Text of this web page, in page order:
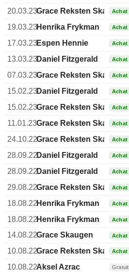
20.03.23Grace Reksten Skaugen
Achat
19.03.23Henrika Frykman Achat
17.03.23Espen Hennie Achat
13.03.23Daniel Fitzgerald Achat
07.03.23Grace Reksten Skaugen
Achat
15.02.23Daniel Fitzgerald Achat
15.02.23Grace Reksten Skaugen
Achat
11.01.23Grace Reksten Skaugen
Achat
24.10.22Grace Reksten Skaugen
Achat
28.09.22Daniel Fitzgerald Achat
28.09.22Daniel Fitzgerald Achat
29.08.22Grace Reksten Skaugen
Achat
18.08.22Henrika Frykman Achat
18.08.22Henrika Frykman Achat
14.08.22Grace Skaugen Achat
10.08.22Grace Reksten Skaugen
Achat
10.08.22Aksel Azrac Gratuit